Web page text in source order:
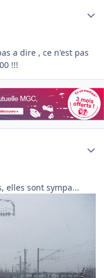
a dire , ce n'est pas
!!!
elles sont sympa...